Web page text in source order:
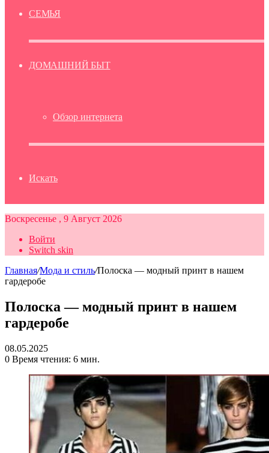
СЕМЬЯ
ДОМАШНИЙ БЫТ
Обзор интернета
Искать
Воскресенье , 9 Август 2026
Войти
Switch skin
Главная/Мода и стиль/Полоска — модный принт в нашем
гардеробе
Полоска — модный принт в нашем
гардеробе
08.05.2025
0 Время чтения: 6 мин.